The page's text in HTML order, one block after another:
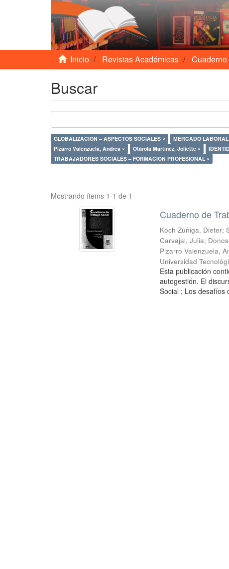
Inicio Revistas Académicas
Buscar
GLOBALIZACION – ASPECTOS SOCIALES × MERCADO
Pizarro Valenzuela, Andrea ×
Otárola Martínez, Joliette ×
TRABAJADORES SOCIALES – FORMACION PROFESIONAL ×
Mostrando ítems 1-1 de 1
Cuaderno de
Koch Zúñiga, Dieter;
Carvajal, Julia;
Pizarro Valenzuela,
Universidad
Esta publicación
autogestión. El
Social ; Los desafíos